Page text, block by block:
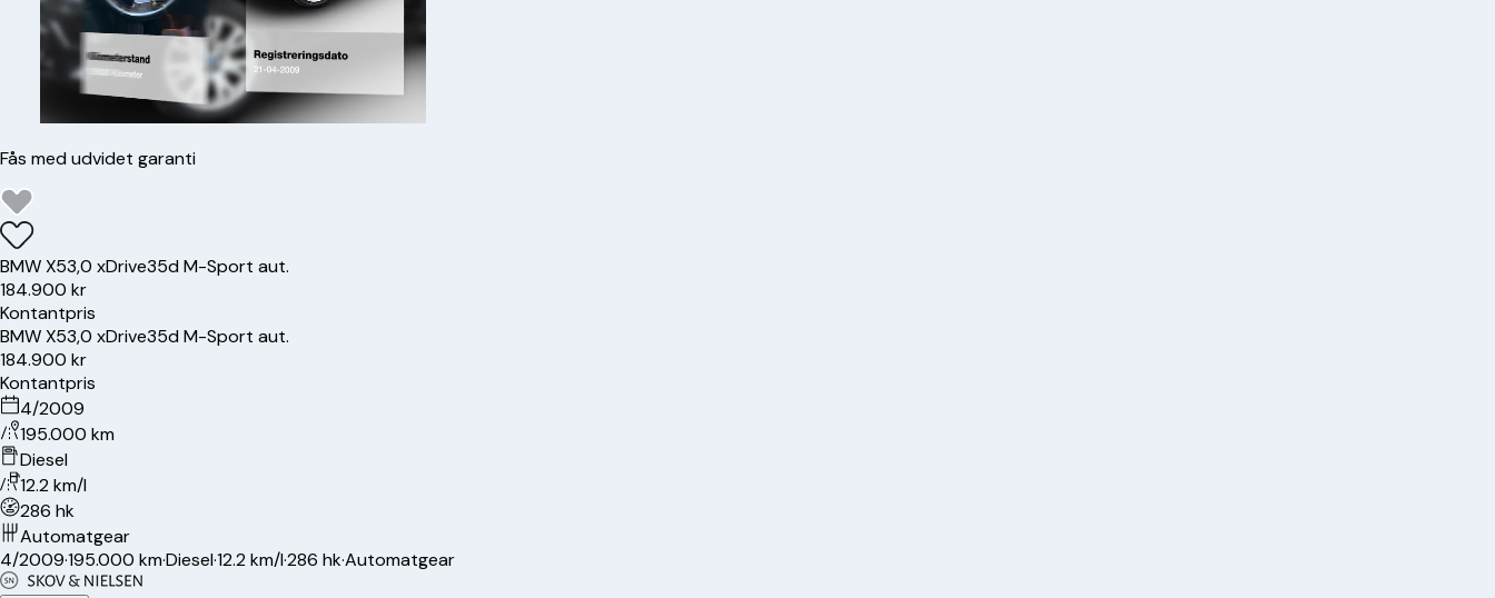
Fås med udvidet garanti
BMWX53,0 xDrive35d M-Sport aut.
184.900 kr
Kontantpris
BMWX53,0 xDrive35d M-Sport aut.
184.900 kr
Kontantpris
4/2009
195.000 km
Diesel
12.2 km/l
286 hk
Automatgear
4/2009·195.000 km·Diesel·12.2 km/l·286 hk·Automatgear